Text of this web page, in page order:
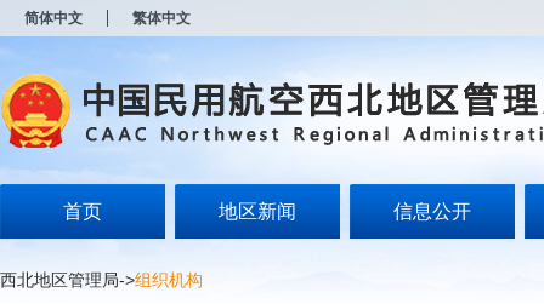
简体中文 繁体中文
首页 地区新闻 信息公开
西北地区管理局->组织机构
开
无
障
说
按
Alt